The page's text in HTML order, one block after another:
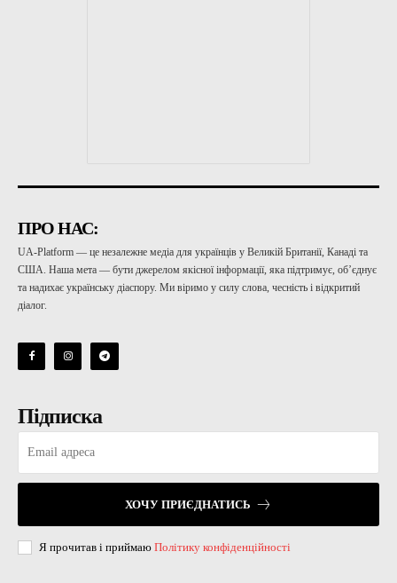
ПРО НАС:
UA-Platform — це незалежне медіа для українців у Великій Британії, Канаді та
США. Наша мета — бути джерелом якісної інформації, яка підтримує, об’єднує
та надихає українську діаспору. Ми віримо у силу слова, чесність і відкритий
діалог.
Підписка
ХОЧУ ПРИЄДНАТИСЬ
Я прочитав і приймаю Політику конфіденційності